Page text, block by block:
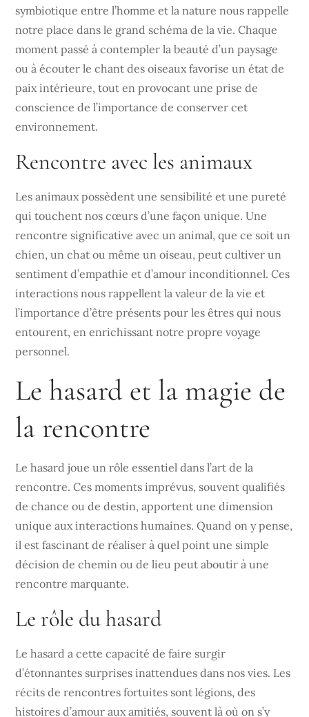
symbiotique entre l’homme et la nature nous rappelle
notre place dans le grand schéma de la vie. Chaque
moment passé à contempler la beauté d’un paysage
ou à écouter le chant des oiseaux favorise un état de
paix intérieure, tout en provocant une prise de
conscience de l’importance de conserver cet
environnement.
Rencontre avec les animaux
Les animaux possèdent une sensibilité et une pureté
qui touchent nos cœurs d’une façon unique. Une
rencontre significative avec un animal, que ce soit un
chien, un chat ou même un oiseau, peut cultiver un
sentiment d’empathie et d’amour inconditionnel. Ces
interactions nous rappellent la valeur de la vie et
l’importance d’être présents pour les êtres qui nous
entourent, en enrichissant notre propre voyage
personnel.
Le hasard et la magie de
la rencontre
Le hasard joue un rôle essentiel dans l’art de la
rencontre. Ces moments imprévus, souvent qualifiés
de chance ou de destin, apportent une dimension
unique aux interactions humaines. Quand on y pense,
il est fascinant de réaliser à quel point une simple
décision de chemin ou de lieu peut aboutir à une
rencontre marquante.
Le rôle du hasard
Le hasard a cette capacité de faire surgir
d’étonnantes surprises inattendues dans nos vies. Les
récits de rencontres fortuites sont légions, des
histoires d’amour aux amitiés, souvent là où on s’y